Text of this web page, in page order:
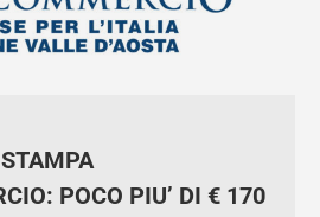
POCO PIU’ DI €
A FAMIGLIA